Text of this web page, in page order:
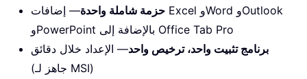
حزمة شاملة واحدة— إضافات Excel وWord وOutlook
وPowerPoint بالإضافة إلى Office Tab Pro
برنامج تثبيت واحد، ترخيص واحد— الإعداد خلال دقائق
(جاهز لـ MSI)